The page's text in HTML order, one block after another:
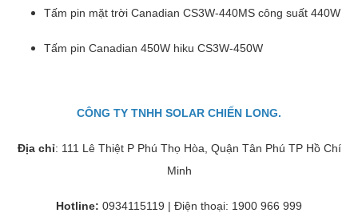
Tấm pin mặt trời Canadian CS3W-440MS công suất 440W
Tấm pin Canadian 450W hiku CS3W-450W
CÔNG TY TNHH SOLAR CHIẾN LONG.
Địa chỉ: 111 Lê Thiệt P Phú Thọ Hòa, Quận Tân Phú TP Hồ Chí
Minh
Hotline: 0934115119 | Điện thoại: 1900 966 999